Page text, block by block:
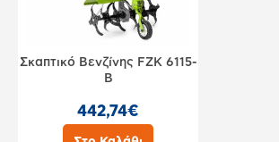
Σκαπτικό Βενζίνης FZK 6115-
B
442,74€